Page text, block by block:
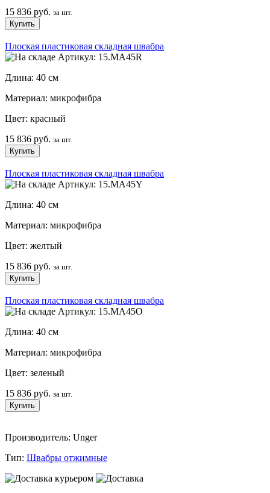
15 836 руб. за шт.
Плоская пластиковая складная швабра
Артикул: 15.MA45R
Длина: 40 см
Материал: микрофибра
Цвет: красный
15 836 руб. за шт.
Плоская пластиковая складная швабра
Артикул: 15.MA45Y
Длина: 40 см
Материал: микрофибра
Цвет: желтый
15 836 руб. за шт.
Плоская пластиковая складная швабра
Артикул: 15.MA45O
Длина: 40 см
Материал: микрофибра
Цвет: зеленый
15 836 руб. за шт.
Производитель: Unger
Тип: Швабры отжимные